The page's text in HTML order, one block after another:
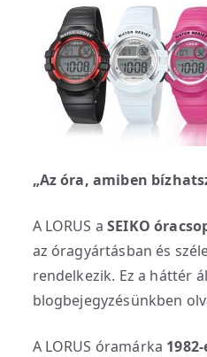
„Az óra, amiben
A LORUS aSEIKO
az óragyártásban és
rendelkezik. Ez a háttér
blogbejegyzésünkben
A LORUS óramárka